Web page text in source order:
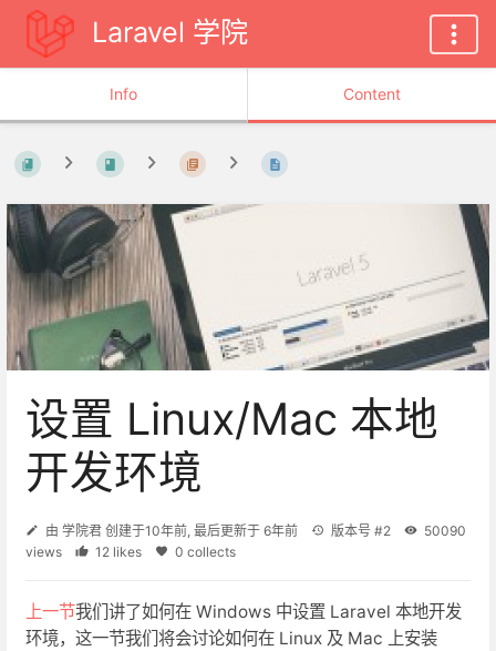
Laravel 学院
Info Content
设置 Linux/Mac 本地
开发环境
由 学院君 创建于10年前, 最后更新于 6年前 版本号 #2
50090
views
12 likes 0 collects
上一节我们讲了如何在 Windows 中设置 Laravel 本地开发
环境，这一节我们将会讨论如何在 Linux 及 Mac 上安装